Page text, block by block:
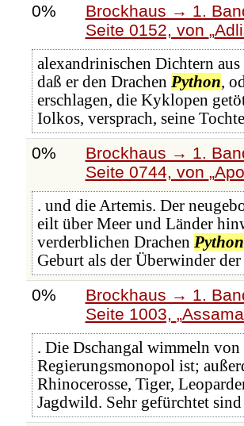
0%
Brockhaus → 1.
Seite 0152, von
alexandrinischen Dichtern
daß er den Drachen Python,
erschlagen, die Kyklopen
Iolkos, versprach, seine
0%
Brockhaus → 1.
Seite 0744, von
. und die Artemis. Der
eilt über Meer und Länder
verderblichen Drachen Python
Geburt als der Überwinder der
0%
Brockhaus → 1.
Seite 1003,
. Die Dschangal wimmeln
Regierungsmonopol ist;
Rhinocerosse, Tiger,
Jagdwild. Sehr gefürchtet